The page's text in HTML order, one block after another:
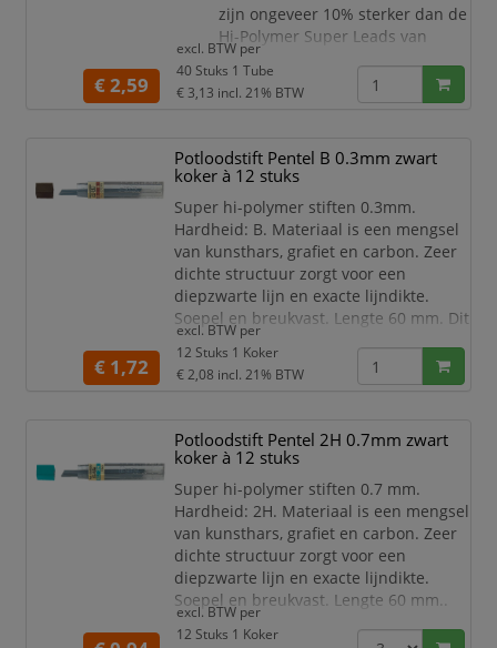
zijn ongeveer 10% sterker dan de
Hi-Polymer Super Leads van
Pentel
Kokertje is voorzien van een
draaidop voor een snelle toevoer
De Pentel Ain Stein Lead 0.5 mm
heeft een soepeler schrift dan
In een kokertje met 40 stiftjes
De Pentel Ain Stein Lead 0.
€ 2,59
excl. BTW per
40 Stuks 1 Tube
€ 3,13 incl. 21% BTW
Potloodstift Pentel B 0.3mm zwart
koker à 12 stuks
Super hi-polymer stiften 0.3mm.
Hardheid: B. Materiaal is een mengsel
van kunsthars, grafiet en carbon. Zeer
dichte structuur zorgt voor een
diepzwarte lijn en exacte lijndikte.
Soepel en breukvast. Lengte 60 mm. Dit
product bestaat voor 98% uit
gerecycled materiaal.
€ 1,72
excl. BTW per
12 Stuks 1 Koker
€ 2,08 incl. 21% BTW
Potloodstift Pentel 2H 0.7mm zwart
koker à 12 stuks
Super hi-polymer stiften 0.7 mm.
Hardheid: 2H. Materiaal is een mengsel
van kunsthars, grafiet en carbon. Zeer
dichte structuur zorgt voor een
diepzwarte lijn en exacte lijndikte.
Soepel en breukvast. Lengte 60 mm..
Dit product bestaat voor 98% uit
excl. BTW per
12 Stuks 1 Koker